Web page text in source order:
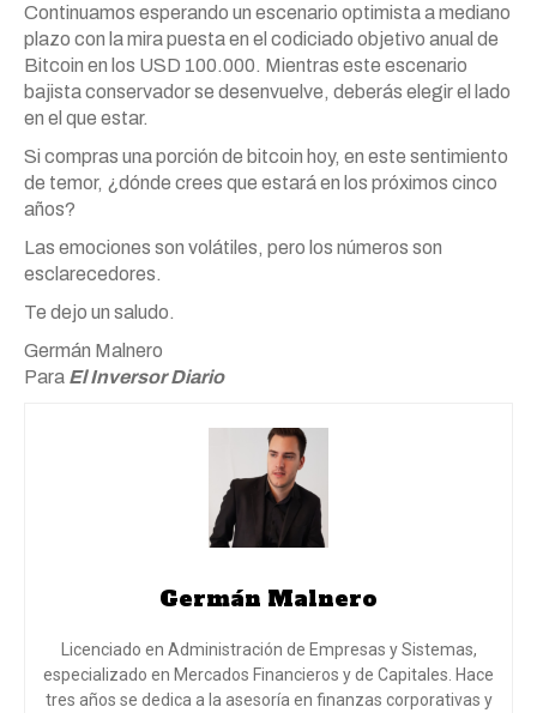
Continuamos esperando un escenario optimista a mediano
plazo con la mira puesta en el codiciado objetivo anual de
Bitcoin en los USD 100.000. Mientras este escenario
bajista conservador se desenvuelve, deberás elegir el lado
en el que estar.
Si compras una porción de bitcoin hoy, en este sentimiento
de temor, ¿dónde crees que estará en los próximos cinco
años?
Las emociones son volátiles, pero los números son
esclarecedores.
Te dejo un saludo.
Germán Malnero
Para El Inversor Diario
Germán Malnero
Licenciado en Administración de Empresas y Sistemas,
especializado en Mercados Financieros y de Capitales. Hace
tres años se dedica a la asesoría en finanzas corporativas y